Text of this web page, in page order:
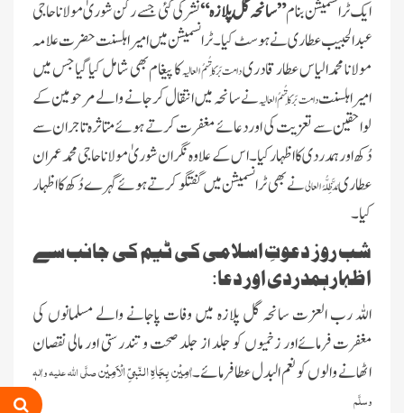
ایک ٹرانسمیشن بنام”سانحہ گُل پلازہ“نشر کی گئی جسے رکن شوریٰ مولانا حاجی
عبد الحبیب عطاری نے ہوسٹ کیا۔ ٹرانسمیشن میں امیر اہلسنت حضرت علامہ
مولانا محمد الیاس عطار قادریدامت بَرَکَاتُہمُ العالیہکا پیغام بھی شامل کیا گیا جس میں
امیر اہلسنتدامت بَرَکَاتُہمُ العالیہنے سانحہ میں انتقال کرجانے والے مرحومین کے
لواحقین سے تعزیت کی اور دعائے مغفرت کرتے ہوئے متاثرہ تاجران سے
دُکھ اور ہمدردی کا اظہار کیا۔اس کے علاوہ نگران شوریٰ مولانا حاجی محمد عمران
عطاریمُدَّ ظِلُّہُ العالینے بھی ٹرانسمیشن میں گفتگو کرتے ہوئے گہرے دُکھ کا اظہار
کیا۔
شب روز دعوتِ اسلامی کی ٹیم کی جانب سے
اظہار ہمدردی اور دعا:
اللہ رب العزت سانحہ گل پلازہ میں وفات پاجانے والے مسلمانوں کی
مغفرت فرمائےاور زخمیوں کو جلد از جلد صحت و تندرستی اور مالی نقصان
اٹھانے والوں کو نعم البدل عطا فرمائے۔اٰمِیْن بِجَاہِ النّبیِّ الْاَمِیْنصلَّی اللہ علیہ واٰلہٖ
وسلَّم
بِلا ضرورت بچوں کو گھر سے باہر نہ
جانے دیں، علامہ محمد الیاس عطار
اس ہفتے کا رسالہ ”احیاء العلوم سے 38
مدنی پھول (قسط:01)“
حکمتِ عملی کے ساتھ نیکی کی دعوت
دینی چاہئے، مولانا محمد الیاس عطار
قادری
اس ہفتے کا رسالہ ” فیضان مفتی اعظم